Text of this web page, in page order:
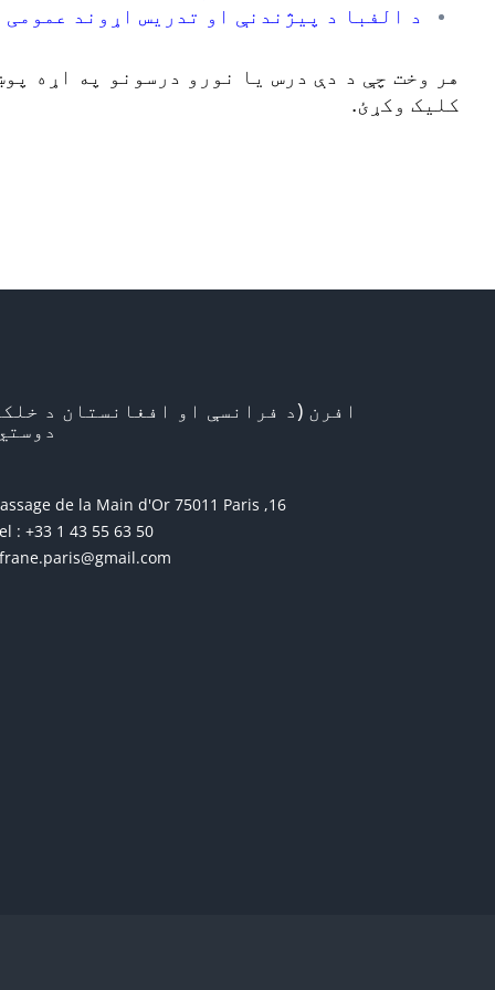
د الفبا د پیژندنې او تدریس اړوند عمومی
هر وخت چې د دې درس یا نورو درسونو په اړه
کلیک وکړئ.
افرن (د فرانسې او افغانستان د
16, passage de la Main d'Or 75011 Paris
: +33 1 43 55 63 50